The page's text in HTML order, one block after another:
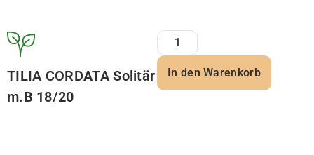
TILIA CORDATA Solitär
m.B 18/20
In den Warenkorb